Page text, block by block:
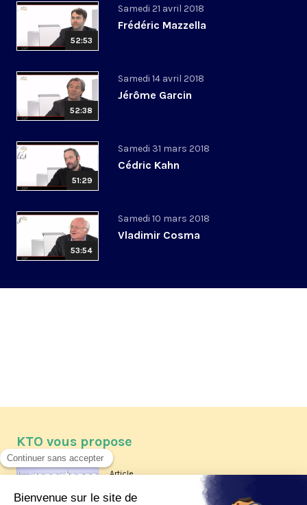
52:53
Samedi 21 avril 2018
Frédéric Mazzella
52:38
Samedi 14 avril 2018
Jérôme Garcin
51:29
Samedi 31 mars 2018
Cédric Kahn
53:54
Samedi 10 mars 2018
Vladimir Cosma
KTO vous propose
Article
Les reportages d'été 2026 de KTO